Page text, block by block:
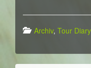
Archiv, Tour Diary